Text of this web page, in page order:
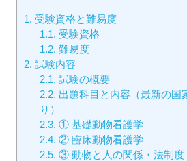
1. 受験資格と難易度
1.1. 受験資格
1.2. 難易度
2. 試験内容
2.1. 試験の概要
2.2. 出題科目と内容（最新の国
り）
2.3. ① 基礎動物看護学
2.4. ② 臨床動物看護学
2.5. ③ 動物と人の関係・法制度